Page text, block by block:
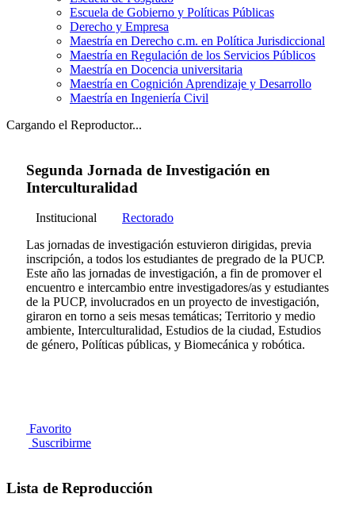
Escuela de Gobierno y Políticas Públicas
Derecho y Empresa
Maestría en Derecho c.m. en Política Jurisdiccional
Maestría en Regulación de los Servicios Públicos
Maestría en Docencia universitaria
Maestría en Cognición Aprendizaje y Desarrollo
Maestría en Ingeniería Civil
Cargando el Reproductor...
Segunda Jornada de Investigación en
Interculturalidad
Institucional
Rectorado
Las jornadas de investigación estuvieron dirigidas, previa
inscripción, a todos los estudiantes de pregrado de la PUCP.
Este año las jornadas de investigación, a fin de promover el
encuentro e intercambio entre investigadores/as y estudiantes
de la PUCP, involucrados en un proyecto de investigación,
giraron en torno a seis mesas temáticas; Territorio y medio
ambiente, Interculturalidad, Estudios de la ciudad, Estudios
de género, Políticas públicas, y Biomecánica y robótica.
Favorito
Suscribirme
Lista de Reproducción